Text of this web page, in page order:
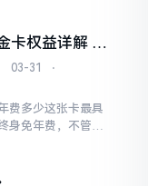
助力你顺利达成消
卡权益详解 出
03-31
⋅
费多少这张卡最具
身免年费，不管卡
用担心持卡成本。